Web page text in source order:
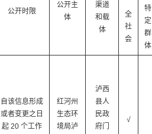
公开时限
公开主
体
渠道
和载
体
全
社
会
特
定
群
体
自该信息形成
或者变更之日
起 20 个工作
红河州
生态环
境局泸
泸西
县人
民政
府门
√